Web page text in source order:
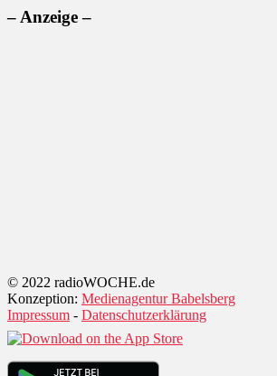
– Anzeige –
© 2022 radioWOCHE.de
Konzeption: Medienagentur Babelsberg
Impressum - Datenschutzerklärung